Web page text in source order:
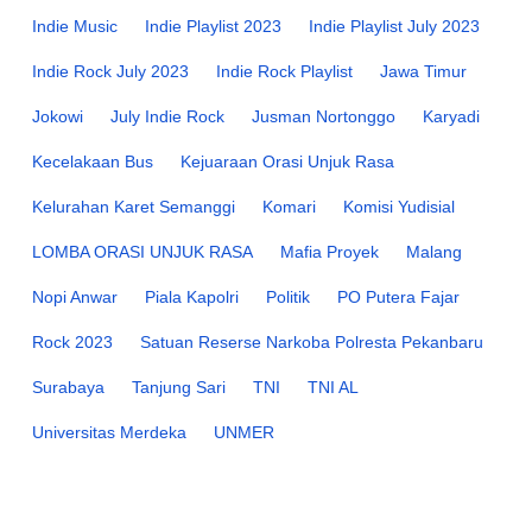
Indie Music Indie Playlist 2023 Indie Playlist July 2023
Indie Rock July 2023 Indie Rock Playlist Jawa Timur
Jokowi July Indie Rock Jusman Nortonggo Karyadi
Kecelakaan Bus Kejuaraan Orasi Unjuk Rasa
Kelurahan Karet Semanggi Komari Komisi Yudisial
LOMBA ORASI UNJUK RASA Mafia Proyek Malang
Nopi Anwar Piala Kapolri Politik PO Putera Fajar
Rock 2023 Satuan Reserse Narkoba Polresta Pekanbaru
Surabaya Tanjung Sari TNI TNI AL
Universitas Merdeka UNMER